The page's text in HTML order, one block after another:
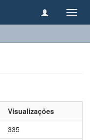
Visualizações
335